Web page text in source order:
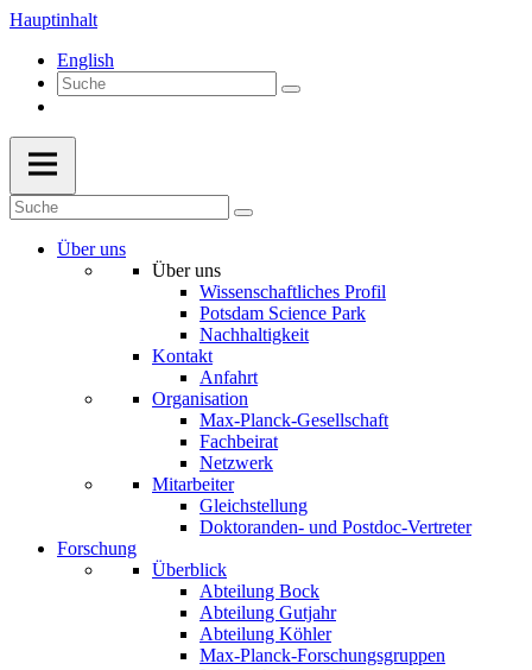
Hauptinhalt
English
Über uns
Über uns
Wissenschaftliches Profil
Potsdam Science Park
Nachhaltigkeit
Kontakt
Anfahrt
Organisation
Max-Planck-Gesellschaft
Fachbeirat
Netzwerk
Mitarbeiter
Gleichstellung
Doktoranden- und Postdoc-Vertreter
Forschung
Überblick
Abteilung Bock
Abteilung Gutjahr
Abteilung Köhler
Max-Planck-Forschungsgruppen